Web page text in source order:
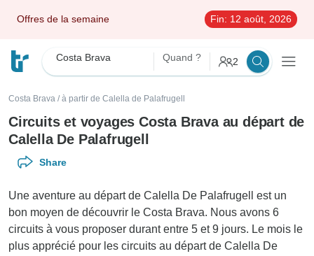
Offres de la semaine Fin: 12 août, 2026
Costa Brava Quand ? 2
Costa Brava / à partir de Calella de Palafrugell
Circuits et voyages Costa Brava au départ de
Calella De Palafrugell
Share
Une aventure au départ de Calella De Palafrugell est un
bon moyen de découvrir le Costa Brava. Nous avons 6
circuits à vous proposer durant entre 5 et 9 jours. Le mois le
plus apprécié pour les circuits au départ de Calella De